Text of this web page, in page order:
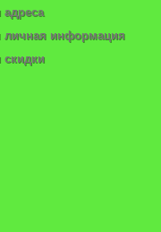
адреса
личная информация
скидки